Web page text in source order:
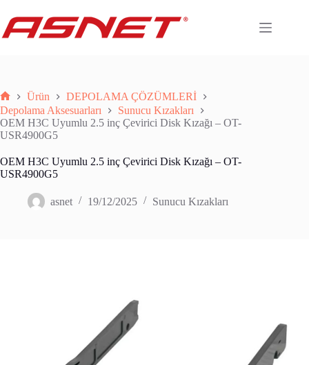
content
Anasayfa
Ürün
DEPOLAMA ÇÖZÜMLERİ
Depolama Aksesuarları
Sunucu Kızakları
OEM H3C Uyumlu 2.5 inç Çevirici Disk Kızağı – OT-
USR4900G5
OEM H3C Uyumlu 2.5 inç Çevirici Disk Kızağı – OT-
USR4900G5
asnet 19/12/2025 Sunucu Kızakları